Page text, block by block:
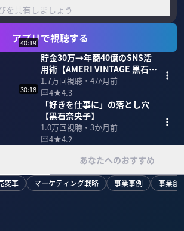
を共有しましょう
アプリで視聴する
40:19
貯金30万→年商40億のSNS活
用術【AMERI VINTAGE 黒石奈
央子】
1.7万回視聴・ 4か月前
4
4.3
30:18
「好きを仕事に」の落とし穴
【黒石奈央子】
1.0万回視聴・ 3か月前
4
4.2
あなたへのおすすめ
変革 マーケティング戦略 事業事例 事業創